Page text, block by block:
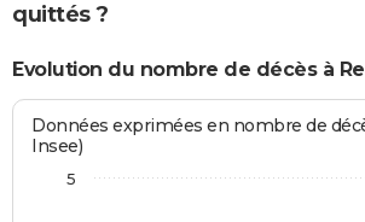
quittés ?
Evolution du nombre de décès à
Données exprimées en nombre de
Insee)
5